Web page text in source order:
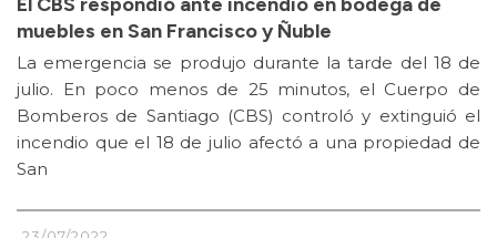
muebles en San Francisco y Ñuble
La emergencia se produjo durante la tarde del 18 de
julio. En poco menos de 25 minutos, el Cuerpo de
Bomberos de Santiago (CBS) controló y extinguió el
incendio que el 18 de julio afectó a una propiedad de
San